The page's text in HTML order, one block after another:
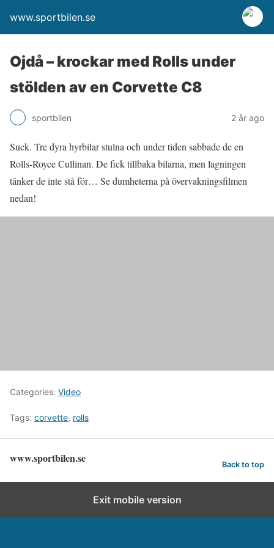
www.sportbilen.se
Ojdå – krockar med Rolls under
stölden av en Corvette C8
sportbilen 2 år ago
Suck. Tre dyra hyrbilar stulna och under tiden sabbade de en
Rolls-Royce Cullinan. De fick tillbaka bilarna, men lagningen
tänker de inte stå för… Se dumheterna på övervakningsfilmen
nedan!
Categories: Video
Tags: corvette, rolls
www.sportbilen.se Back to top
Exit mobile version